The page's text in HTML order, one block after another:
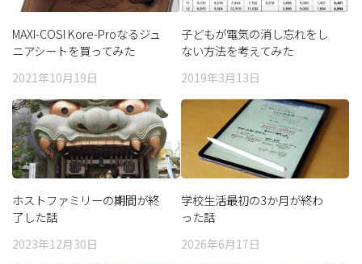
MAXI-COSI Kore-Proなるジュ
ニアシートを買ってみた
2021年10月19日
子どもが電気の消し忘れをし
ない方法を考えてみた
2019年3月13日
ホストファミリーの期間が終
了した話
2023年12月30日
学校生活最初の3か月が終わ
った話
2026年6月17日